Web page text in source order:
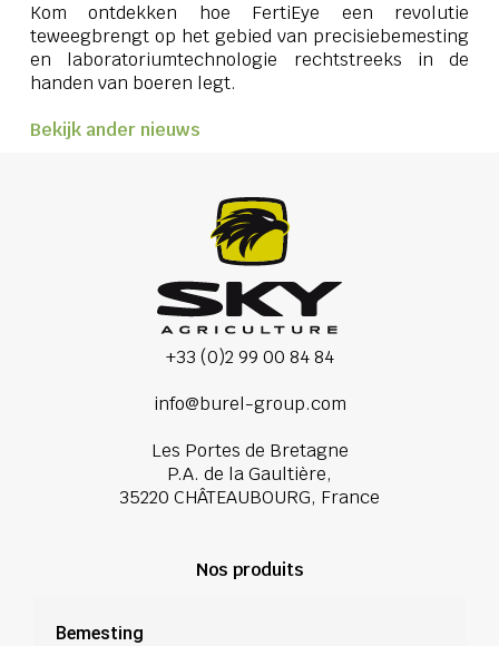
Kom ontdekken hoe FertiEye een revolutie
teweegbrengt op het gebied van precisiebemesting
en laboratoriumtechnologie rechtstreeks in de
handen van boeren legt.
Bekijk ander nieuws
+33 (0)2 99 00 84 84
info@burel-group.com
Les Portes de Bretagne
P.A. de la Gaultière,
35220 CHÂTEAUBOURG, France
Nos produits
Bemesting